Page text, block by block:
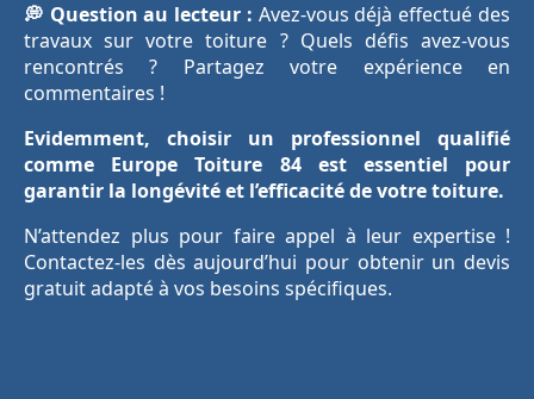
💭 Question au lecteur : Avez-vous déjà effectué des
travaux sur votre toiture ? Quels défis avez-vous
rencontrés ? Partagez votre expérience en
commentaires !
Evidemment, choisir un professionnel qualifié
comme Europe Toiture 84 est essentiel pour
garantir la longévité et l’efficacité de votre toiture.
N’attendez plus pour faire appel à leur expertise !
Contactez-les dès aujourd’hui pour obtenir un devis
gratuit adapté à vos besoins spécifiques.